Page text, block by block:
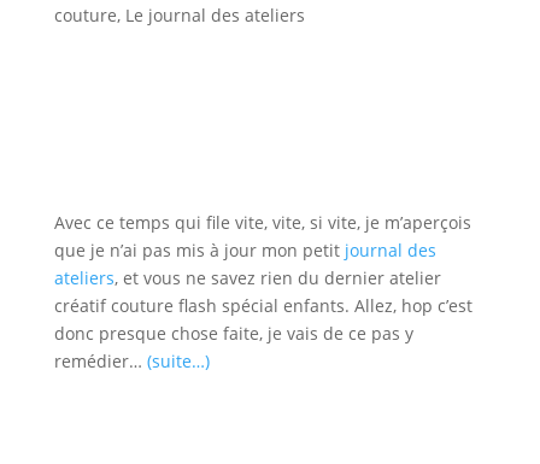
couture, Le journal des ateliers
Avec ce temps qui file vite, vite, si vite, je m’aperçois
que je n’ai pas mis à jour mon petit journal des
ateliers, et vous ne savez rien du dernier atelier
créatif couture flash spécial enfants. Allez, hop c’est
donc presque chose faite, je vais de ce pas y
remédier… (suite…)